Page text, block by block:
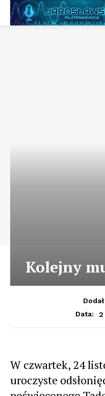
Kolejny
Data:
2
W czwartek, 24
uroczyste